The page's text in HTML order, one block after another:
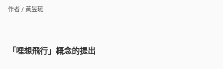
作者 / 黃昱珽
「哩想飛行」概念的提出